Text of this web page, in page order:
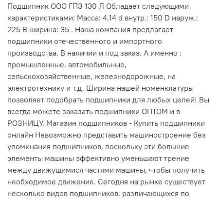
Подшипник ООО ГПЗ 130 Л Обладает следующими
характеристиками: Масса: 4,14 d внутр.: 150 D наруж.:
225 В ширина: 35 . Наша компания предлагает
подшипники отечественного и импортного
производства. В наличии и под заказ. А именно :
промышленные, автомобильные,
сельскохозяйственные, железнодорожные, на
электротехнику и т.д. Ширина нашей номенклатуры
позволяет подобрать подшипники для любых целей! Вы
всегда можете заказать подшипники ОПТОМ и в
РОЗНИЦУ. Магазин подшипников - Купить подшипники
онлайн Невозможно представить машиностроение без
упоминания подшипников, поскольку эти большие
элементы машины эффективно уменьшают трение
между движущимися частями машины, чтобы получить
необходимое движение. Сегодня на рынке существует
несколько видов подшипников, различающихся по